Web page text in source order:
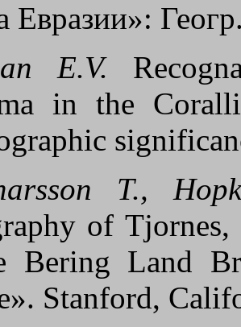
Евразии»:
E.V.
in the
T.,
of
Bering Land
Stanford,